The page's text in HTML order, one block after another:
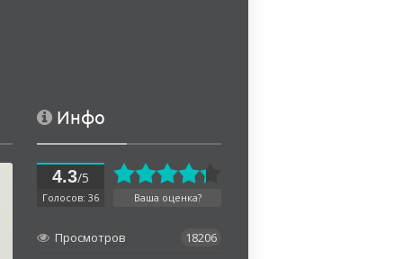
Инфо
4.3/5
Голосов: 36 Ваша оценка?
Просмотров
18206